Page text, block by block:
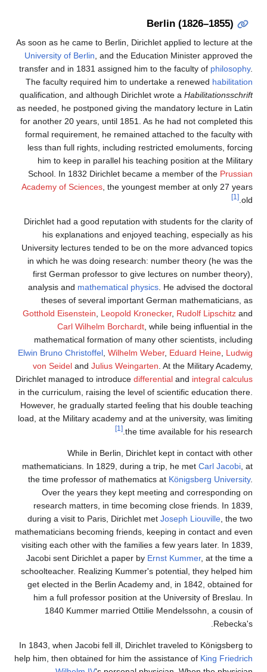
Berlin (1826–1855)
As soon as he came to Berlin, Dirichlet applied to lecture at the
University of Berlin , and the Education Minister approved the
transfer and in 1831 assigned him to the faculty of philosophy.
The faculty required him to undertake a renewed habilitation
qualification, and although Dirichlet wrote a Habilitationsschrift
as needed, he postponed giving the mandatory lecture in Latin
for another 20 years, until 1851. As he had not completed this
formal requirement, he remained attached to the faculty with
less than full rights, including restricted emoluments, forcing
him to keep in parallel his teaching position at the Military
School. In 1832 Dirichlet became a member of the Prussian
Academy of Sciences , the youngest member at only 27 years
old.
[1]
Dirichlet had a good reputation with students for the clarity of
his explanations and enjoyed teaching, especially as his
University lectures tended to be on the more advanced topics
in which he was doing research: number theory (he was the
first German professor to give lectures on number theory),
analysis and mathematical physics . He advised the doctoral
theses of several important German mathematicians, as
Gotthold Eisenstein
Leopold Kronecker, Rudolf Lipschitz and
Carl Wilhelm Borchardt , while being influential in the
mathematical formation of many other scientists, including
Elwin Bruno Christoffel Wilhelm Weber, Eduard Heine Ludwig
von Seidel and Julius Weingarten . At the Military Academy,
Dirichlet managed to introduce differential and integral calculus
in the curriculum, raising the level of scientific education there.
However, he gradually started feeling that his double teaching
load, at the Military academy and at the university, was limiting
the time available for his research.
[1]
While in Berlin, Dirichlet kept in contact with other
mathematicians. In 1829, during a trip, he met Carl Jacobi , at
the time professor of mathematics at Königsberg University.
Over the years they kept meeting and corresponding on
research matters, in time becoming close friends. In 1839,
during a visit to Paris, Dirichlet met Joseph Liouville , the two
mathematicians becoming friends, keeping in contact and even
visiting each other with the families a few years later. In 1839,
Jacobi sent Dirichlet a paper by Ernst Kummer, at the time a
schoolteacher. Realizing Kummer's potential, they helped him
get elected in the Berlin Academy and, in 1842, obtained for
him a full professor position at the University of Breslau. In
1840 Kummer married Ottilie Mendelssohn, a cousin of
Rebecka's.
In 1843, when Jacobi fell ill, Dirichlet traveled to Königsberg to
help him, then obtained for him the assistance of King Friedrich